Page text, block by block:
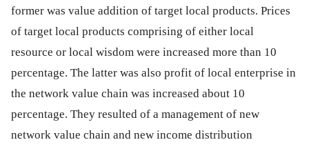
former was value addition of target local products. Prices
of target local products comprising of either local
resource or local wisdom were increased more than 10
percentage. The latter was also profit of local enterprise in
the network value chain was increased about 10
percentage. They resulted of a management of new
network value chain and new income distribution